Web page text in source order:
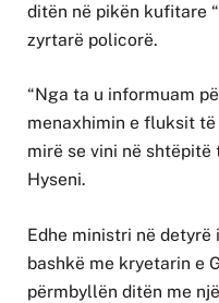
ditën në pikën kufitare
zyrtarë policorë.
“Nga ta u informuam
menaxhimin e fluksit
mirë se vini në shtëpitë
Hyseni.
Edhe ministri në detyrë
bashkë me kryetarin e
përmbyllën ditën me